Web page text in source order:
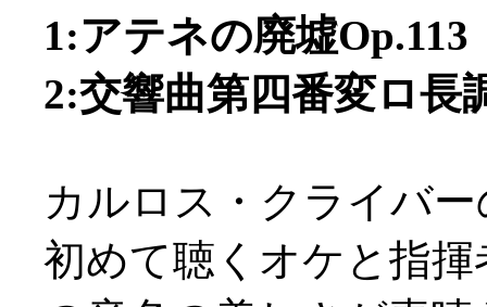
1:アテネの廃墟Op.113
2:交響曲第四番変ロ長
カルロス・クライバ
初めて聴くオケと指